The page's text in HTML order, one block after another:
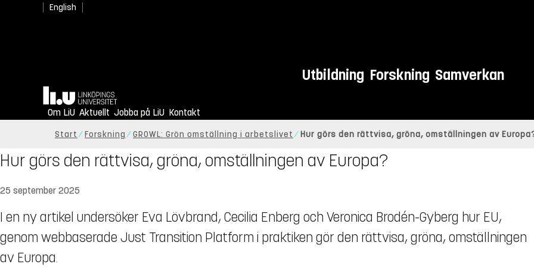
English
Utbildning Forskning Samverkan
Hem
Om LiU Aktuellt Jobba på LiU Kontakt
Start Forskning GROWL: Grön omställning i arbetslivet Hur görs den rättvisa, gröna, omställningen av
Hur görs den rättvisa, gröna, omställningen av Europa?
25 september 2025
I en ny artikel undersöker Eva Lövbrand, Cecilia Enberg och Veronica Brodén-Gyberg hur EU,
genom webbaserade Just Transition Platform i praktiken gör den rättvisa, gröna, omställningen
av Europa.